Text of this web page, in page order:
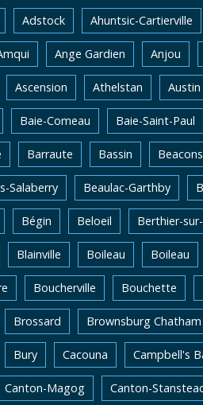
Adstock Ahuntsic-Cartierville
Ange Gardien Anjou
Ascension Athelstan Austin
Baie-Comeau Baie-Saint-Paul
Barraute Bassin
Salaberry Beaulac-Garthby
Bégin Beloeil Berthier-
Blainville Boileau Boileau
Boucherville Bouchette
Brossard Brownsburg Chatham
Bury Cacouna Campbell's
Canton-Magog Canton-